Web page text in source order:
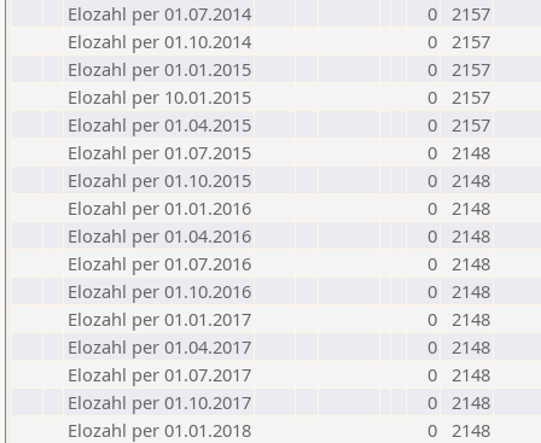
Elozahl per 01.07.2014
0 2157
Elozahl per 01.10.2014
0 2157
Elozahl per 01.01.2015
0 2157
Elozahl per 10.01.2015
0 2157
Elozahl per 01.04.2015
0 2157
Elozahl per 01.07.2015
0 2148
Elozahl per 01.10.2015
0 2148
Elozahl per 01.01.2016
0 2148
Elozahl per 01.04.2016
0 2148
Elozahl per 01.07.2016
0 2148
Elozahl per 01.10.2016
0 2148
Elozahl per 01.01.2017
0 2148
Elozahl per 01.04.2017
0 2148
Elozahl per 01.07.2017
0 2148
Elozahl per 01.10.2017
0 2148
Elozahl per 01.01.2018
0 2148